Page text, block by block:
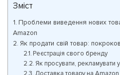
Зміст
Проблеми виведення нових
Amazon
Як продати свій товар:
Реєстрація свого бренду
Як просувати, рекламувати